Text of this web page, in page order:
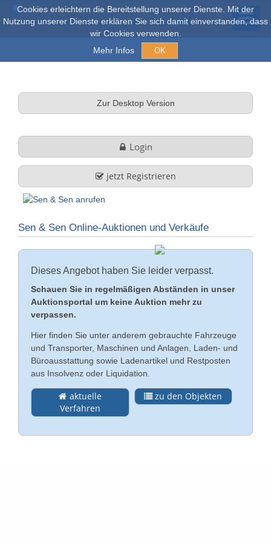
Cookies erleichtern die Bereitstellung unserer Dienste. Mit der
Nutzung unserer Dienste erklären Sie sich damit einverstanden, dass
wir Cookies verwenden.
Mehr Infos
OK
Stöbern
Firmenprofil
Kontakt
Datenschutz
Rechtliche Hinweise
AGB
FAQ
English
Türkçe
Zur Desktop Version
Login
jetzt Registrieren
Sen & Sen Online-Auktionen und Verkäufe
Dieses Angebot haben Sie leider verpasst.
Schauen Sie in regelmäßigen Abständen in unser
Auktionsportal um keine Auktion mehr zu
verpassen.
Hier finden Sie unter anderem gebrauchte Fahrzeuge
und Transporter, Maschinen und Anlagen, Laden- und
Büroausstattung sowie Ladenartikel und Restposten
aus Insolvenz oder Liquidation.
aktuelle
Verfahren
zu den Objekten